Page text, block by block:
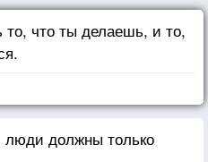
то, что ты делаешь, и то,
люди должны только